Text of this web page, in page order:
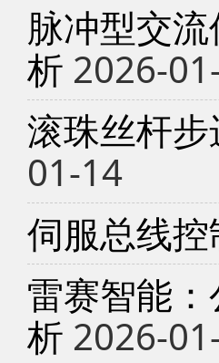
脉冲型交
析 2026-
滚珠丝杆
01-14
伺服总线
雷赛智能
析 2026-